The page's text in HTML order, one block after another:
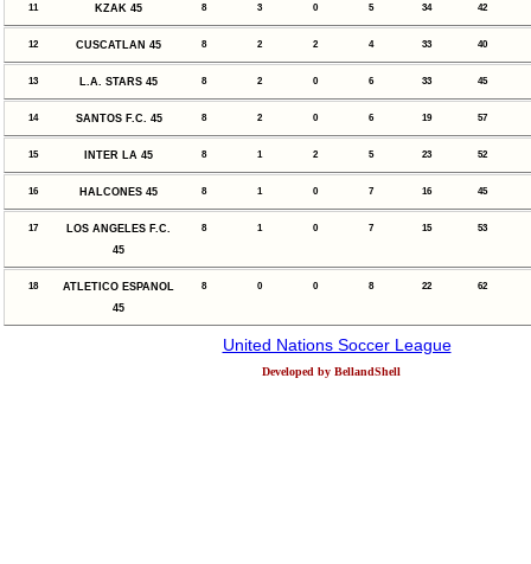
11 KZAK 45 8 3 0 5 34 42
12 CUSCATLAN 45 8 2 2 4 33 40
13 L.A. STARS 45 8 2 0 6 33 45
14 SANTOS F.C. 45 8 2 0 6 19 57
15 INTER LA 45 8 1 2 5 23 52
16 HALCONES 45 8 1 0 7 16 45
17
LOS ANGELES F.C.
45
8 1 0 7 15 53
18
ATLETICO ESPANOL
45
8 0 0 8 22 62
United Nations Soccer League
Developed by BellandShell